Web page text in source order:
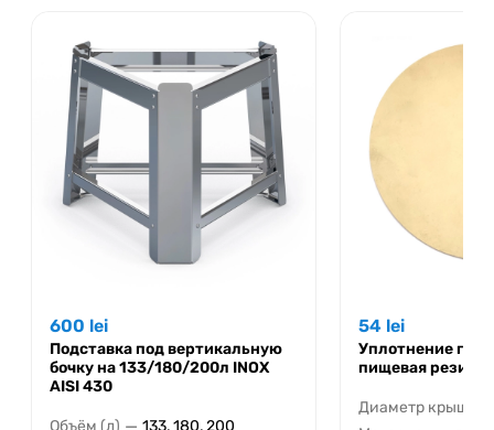
600 lei
Подставка под вертикальную
бочку на 133/180/200л INOX
AISI 430
Объём (л) — 133, 180, 200
54 lei
Уплотнение
пищевая резина
Диаметр крышки